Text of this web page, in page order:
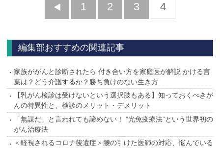
前
1 2 3 4
編集部おすすめの関連記事
家族ががんと診断されたら 付き合い方を家庭医が解説 かける言
葉は？どう介護するか？勝ち負けのない生き方
【乳がん検診は受けないという選択肢もある】知っておくべきが
んの特異性と、検診のメリット・デメリット
「無謀だ」と言われても諦めない！ ”光免疫療法”という世界初の
がん治療法
＜軽視されるコロナ後遺症＞腰の引けた医師の対応、悩んでいる